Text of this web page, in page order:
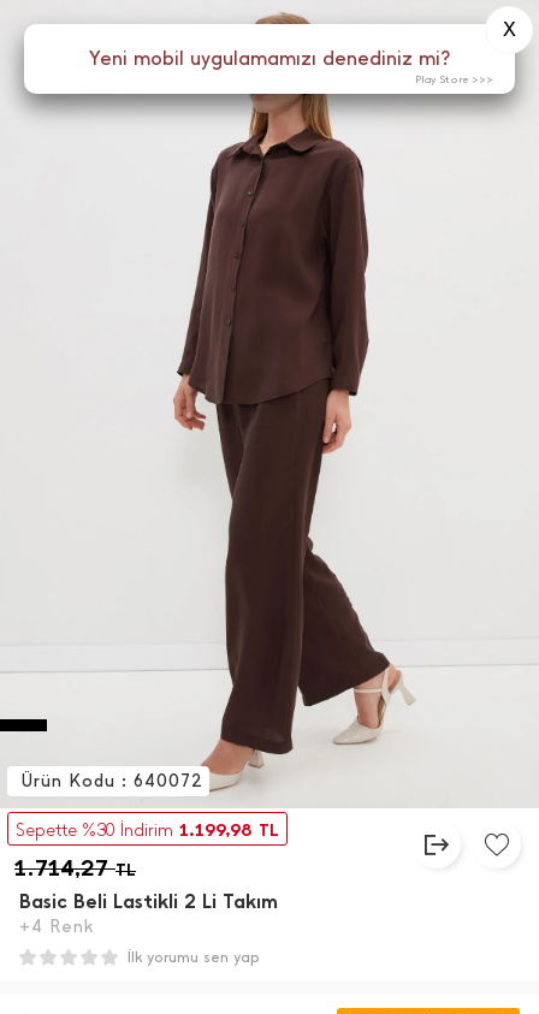
Menü
Sepette %30 İndirim 1.199,98 TL
1.714,27TL
Basic Beli Lastikli 2 Li Takım
+4 Renk
Ürün Kodu : 640072
İlk yorumu sen yap
Yeni mobil uygulamamızı denediniz mi?
X
Play Store >>>